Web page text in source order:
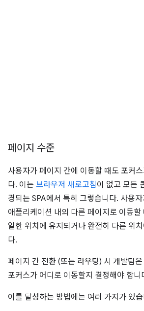
페이지 수준
사용자가 페이지 간에 이동할 때도 포커
다. 이는 브라우저 새로고침이 없고 모든
경되는 SPA에서 특히 그렇습니다. 사용
애플리케이션 내의 다른 페이지로 이동할
일한 위치에 유지되거나 완전히 다른 위
다.
페이지 간 전환 (또는 라우팅) 시 개발팀
포커스가 어디로 이동할지 결정해야 합니
이를 달성하는 방법에는 여러 가지가 있